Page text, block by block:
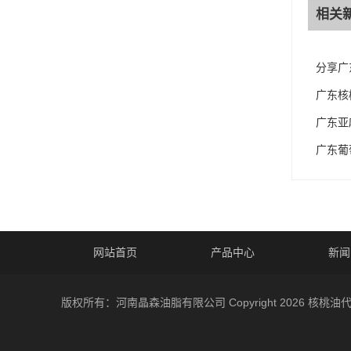
相关
分享
广东
广东
广东
网站首页 产品中心 新
版权所有：河南晶森油脂有限公司 Copyright 2026 核桃油